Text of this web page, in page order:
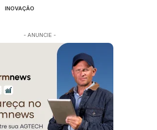
INOVAÇÃO
- ANUNCIE -